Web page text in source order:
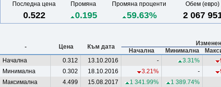
Последна цена Промяна Промяна проценти Обем (евро)
0.522 0.195 59.63% 2 067
- Цена Към дата
Начална
Минимална
Начална
0.312 13.10.2016 - 3.31%
Минимална
0.302 18.10.2016 3.21% -
Максимална
4.499 15.08.2017 1 341.99%
1 389.74%